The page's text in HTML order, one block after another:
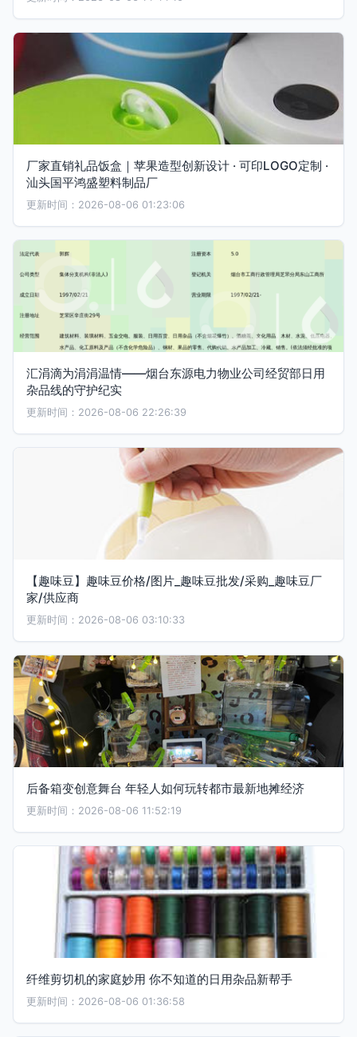
厂家直销礼品饭盒｜苹果造型创新设计 · 可印LOGO定制 ·
汕头国平鸿盛塑料制品厂
更新时间：2026-08-06 01:23:06
汇涓滴为涓涓温情——烟台东源电力物业公司经贸部日用
杂品线的守护纪实
更新时间：2026-08-06 22:26:39
【趣味豆】趣味豆价格/图片_趣味豆批发/采购_趣味豆厂
家/供应商
更新时间：2026-08-06 03:10:33
后备箱变创意舞台 年轻人如何玩转都市最新地摊经济
更新时间：2026-08-06 11:52:19
纤维剪切机的家庭妙用 你不知道的日用杂品新帮手
更新时间：2026-08-06 01:36:58